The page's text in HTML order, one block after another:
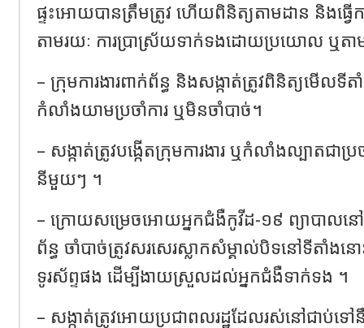
ផ្ទះអោយបានត្រឹមត្រូវ ហើយពិនិត្យតាមដាន និងធ្វើ
តាមរយៈ ការប្រាស្រ័យទាក់ទងដោយប្រយោល ឬតាម
– ក្រុមការងារពាក់ព័ន្ធ និងសង្កាត់ត្រូវពិនិត្យមើលទីត
កំលាំងយាមប្រចាំការ ឬមិនចាំបាច់។
– សង្កាត់ត្រូវបង្កើតក្រុមការងារ ឬកំលាំងល្បាតជា
នីមួយៗ ។
– ក្រោយសម្រេចអោយអ្នកជំងឺកូវីដ-១៩ ព្យាបាលនៅ
ព័ន្ធ ចាំបាច់ត្រូវសរសេរស្លាកសំម្គាល់បិទនៅទីតាំង
ទូរស័ព្ទផង ដើម្បីងាយស្រួលដល់អ្នកជំងឺទាក់ទង ។
– សង្កាត់ត្រូវអោយប្រជាពលរដ្ឋដែលរស់នៅជាប់ទ